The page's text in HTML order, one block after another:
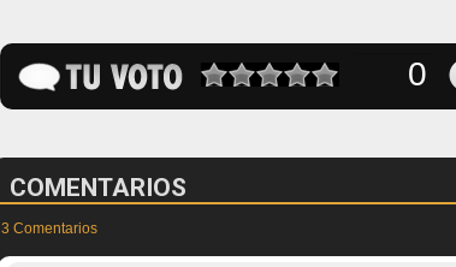
COMENTARIOS
3 Comentarios